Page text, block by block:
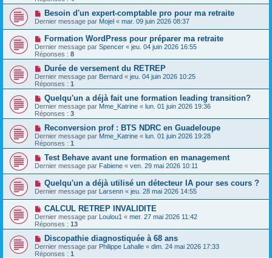
Besoin d'un expert-comptable pro pour ma retraite
Dernier message par Mojel « mar. 09 juin 2026 08:37
Formation WordPress pour préparer ma retraite
Dernier message par Spencer « jeu. 04 juin 2026 16:55
Réponses : 8
Durée de versement du RETREP
Dernier message par Bernard « jeu. 04 juin 2026 10:25
Réponses : 1
Quelqu'un a déjà fait une formation leading transition?
Dernier message par Mme_Katrine « lun. 01 juin 2026 19:36
Réponses : 3
Reconversion prof : BTS NDRC en Guadeloupe
Dernier message par Mme_Katrine « lun. 01 juin 2026 19:28
Réponses : 1
Test Behave avant une formation en management
Dernier message par Fabiene « ven. 29 mai 2026 10:11
Quelqu'un a déjà utilisé un détecteur IA pour ses cours ?
Dernier message par Larsenn « jeu. 28 mai 2026 14:55
CALCUL RETREP INVALIDITE
Dernier message par Loulou1 « mer. 27 mai 2026 11:42
Réponses : 13
Discopathie diagnostiquée à 68 ans
Dernier message par Philippe Lahalle « dim. 24 mai 2026 17:33
Réponses : 1